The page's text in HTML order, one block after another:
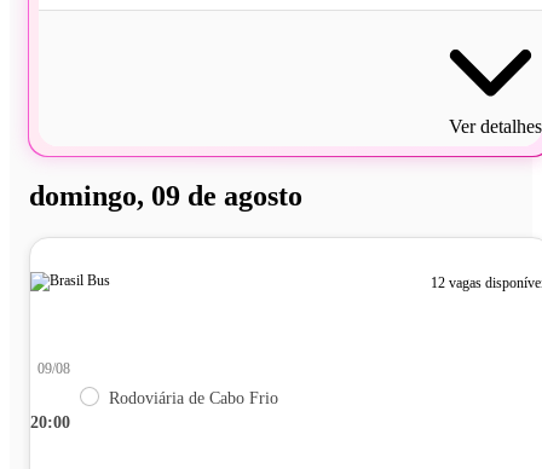
Ver detalhes
domingo, 09 de agosto
12 vagas
20:00
09/08
Rodoviária de Cabo Frio